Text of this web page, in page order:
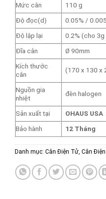
Mức cân
110 g
Độ đọc(d)
0.05% /
Độ lập lại
0.2% (cho 3g
Đĩa cân
Ø 90mm
Kích thước
cân
(170 x 130 x
Nguồn gia
nhiệt
đèn halogen
Sản xuất tại
OHAUS USA
Bảo hành
12 Tháng
Danh mục: Cân Điện Tử Cân